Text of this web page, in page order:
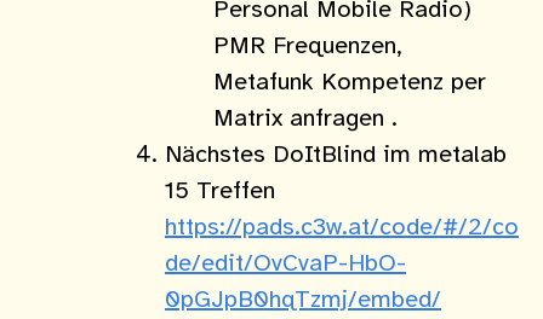
Personal Mobile Radio)
PMR Frequenzen,
Metafunk Kompetenz per
Matrix anfragen .
Nächstes DoItBlind im metalab
15 Treffen
https://pads.c3w.at/code/#/2/co
de/edit/OvCvaP-HbO-
0pGJpB0hqTzmj/embed/